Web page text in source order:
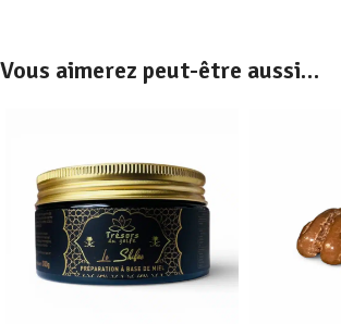
Vous aimerez peut-être aussi…